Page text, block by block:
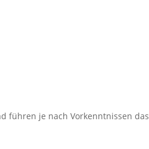
je nach Vorkenntnissen